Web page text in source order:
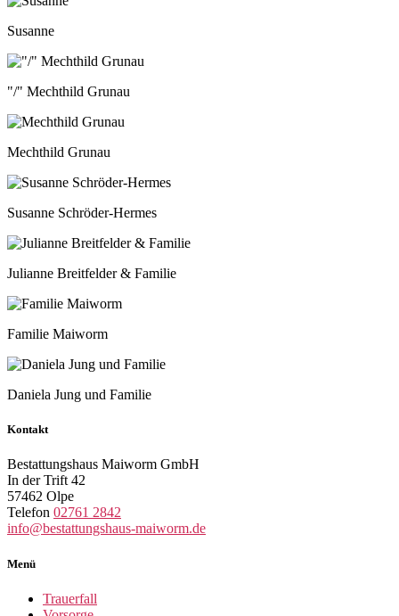
Susanne
"/" Mechthild Grunau
Mechthild Grunau
Susanne Schröder-Hermes
Julianne Breitfelder & Familie
Familie Maiworm
Daniela Jung und Familie
Kontakt
Bestattungshaus Maiworm GmbH
In der Trift 42
57462 Olpe
Telefon 02761 2842
info@bestattungshaus-maiworm.de
Menü
Trauerfall